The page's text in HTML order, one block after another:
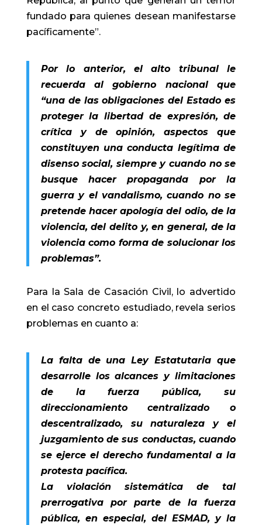
fundado para quienes desean manifestarse
pacíficamente”.
Por lo anterior, el alto tribunal le
recuerda al gobierno nacional que
“una de las obligaciones del Estado es
proteger la libertad de expresión, de
crítica y de opinión, aspectos que
constituyen una conducta legítima de
disenso social, siempre y cuando no se
busque hacer propaganda por la
guerra y el vandalismo, cuando no se
pretende hacer apología del odio, de la
violencia, del delito y, en general, de la
violencia como forma de solucionar los
problemas”.
Para la Sala de Casación Civil, lo advertido
en el caso concreto estudiado, revela serios
problemas en cuanto a:
La falta de una Ley Estatutaria que
desarrolle los alcances y limitaciones
de la fuerza pública, su
direccionamiento centralizado o
descentralizado, su naturaleza y el
juzgamiento de sus conductas, cuando
se ejerce el derecho fundamental a la
protesta pacífica.
La violación sistemática de tal
prerrogativa por parte de la fuerza
pública, en especial, del ESMAD, y la